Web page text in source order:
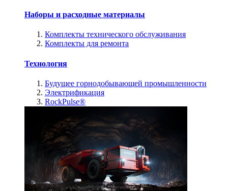
Наборы и расходные материалы
Комплекты технического обслуживания
Комплекты для ремонта
Технология
Будущее горнодобывающей промышленности
Электрификация
RockPulse®